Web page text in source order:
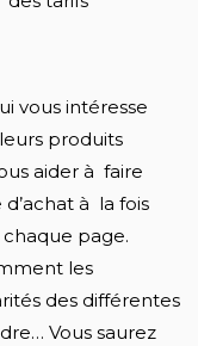
vous intéresse
produits
aider à faire
à la fois
page.
les
des différentes
Vous saurez